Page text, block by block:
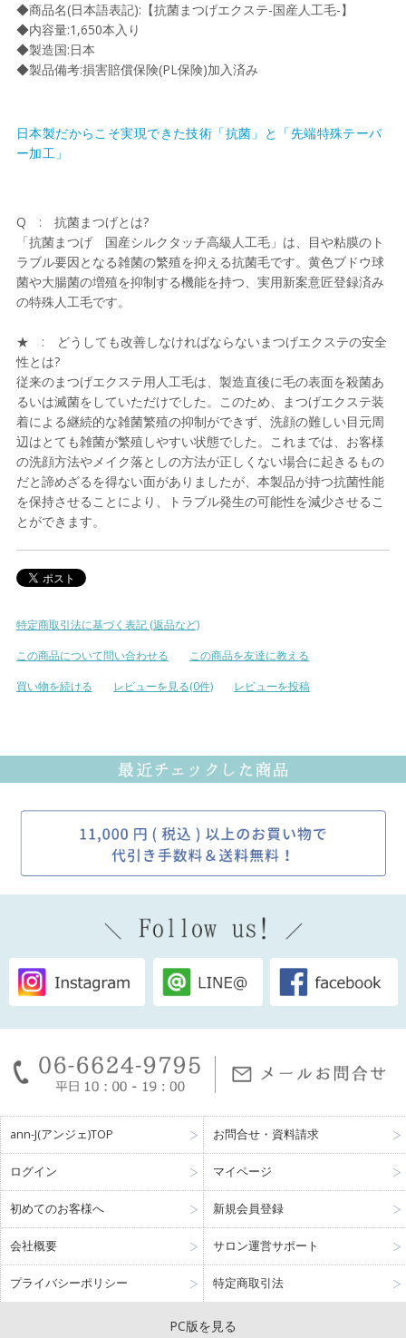
◆商品名(日本語表記):【抗菌まつげエクステ-国産人工毛-】
◆内容量:1,650本入り
◆製造国:日本
◆製品備考:損害賠償保険(PL保険)加入済み
日本製だからこそ実現できた技術「抗菌」と「先端特殊テーパ
ー加工」
Q : 抗菌まつげとは?
「抗菌まつげ 国産シルクタッチ高級人工毛」は、目や粘膜のト
ラブル要因となる雑菌の繁殖を抑える抗菌毛です。黄色ブドウ球
菌や大腸菌の増殖を抑制する機能を持つ、実用新案意匠登録済み
の特殊人工毛です。
★ : どうしても改善しなければならないまつげエクステの安全
性とは?
従来のまつげエクステ用人工毛は、製造直後に毛の表面を殺菌あ
るいは滅菌をしていただけでした。このため、まつげエクステ装
着による継続的な雑菌繁殖の抑制ができず、洗顔の難しい目元周
辺はとても雑菌が繁殖しやすい状態でした。これまでは、お客様
の洗顔方法やメイク落としの方法が正しくない場合に起きるもの
だと諦めざるを得ない面がありましたが、本製品が持つ抗菌性能
を保持させることにより、トラブル発生の可能性を減少させるこ
とができます。
特定商取引法に基づく表記 (返品など)
この商品について問い合わせる
この商品を友達に教える
買い物を続ける
レビューを見る(0件) レビューを投稿
ann-J(アンジェ)TOP お問合せ・資料請求
ログイン マイページ
初めてのお客様へ 新規会員登録
会社概要 サロン運営サポート
プライバシーポリシー 特定商取引法
PC版を見る